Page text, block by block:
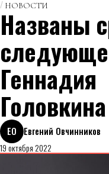
НОВОСТИ
Названы
Геннадия
Головкина
ЕО
Евгений Овчинников
19 октября 2022